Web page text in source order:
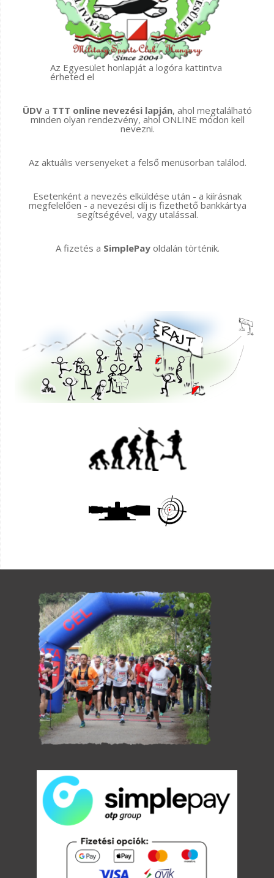
Az Egyesület honlapját a logóra kattintva
érheted el
ÜDV a TTT online nevezési lapján, ahol megtalálható
minden olyan rendezvény, ahol ONLINE módon kell
nevezni.
Az aktuális versenyeket a felső menüsorban találod.
Esetenként a nevezés elküldése után - a kiírásnak
megfelelően - a nevezési díj is fizethető bankkártya
segítségével, vagy utalással.
A fizetés a SimplePayoldalán történik.